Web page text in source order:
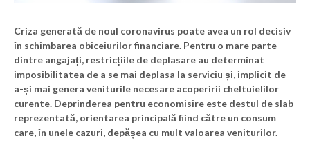
Criza generată de noul coronavirus poate avea un rol decisiv
în schimbarea obiceiurilor financiare. Pentru o mare parte
dintre angajați, restricțiile de deplasare au determinat
imposibilitatea de a se mai deplasa la serviciu și, implicit de
a-și mai genera veniturile necesare acoperirii cheltuielilor
curente. Deprinderea pentru economisire este destul de slab
reprezentată, orientarea principală fiind către un consum
care, în unele cazuri, depășea cu mult valoarea veniturilor.